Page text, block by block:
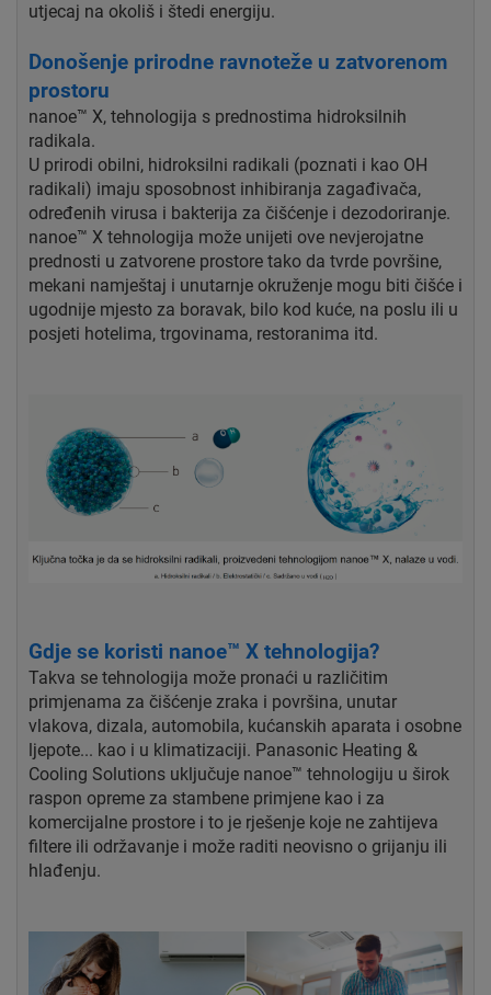
utjecaj na okoliš i štedi energiju.
Donošenje prirodne ravnoteže u zatvorenom
prostoru
nanoe™ X, tehnologija s prednostima hidroksilnih
radikala.
U prirodi obilni, hidroksilni radikali (poznati i kao OH
radikali) imaju sposobnost inhibiranja zagađivača,
određenih virusa i bakterija za čišćenje i dezodoriranje.
nanoe™ X tehnologija može unijeti ove nevjerojatne
prednosti u zatvorene prostore tako da tvrde površine,
mekani namještaj i unutarnje okruženje mogu biti čišće i
ugodnije mjesto za boravak, bilo kod kuće, na poslu ili u
posjeti hotelima, trgovinama, restoranima itd.
Gdje se koristi nanoe™ X tehnologija?
Takva se tehnologija može pronaći u različitim
primjenama za čišćenje zraka i površina, unutar
vlakova, dizala, automobila, kućanskih aparata i osobne
ljepote... kao i u klimatizaciji. Panasonic Heating &
Cooling Solutions uključuje nanoe™ tehnologiju u širok
raspon opreme za stambene primjene kao i za
komercijalne prostore i to je rješenje koje ne zahtijeva
filtere ili održavanje i može raditi neovisno o grijanju ili
hlađenju.